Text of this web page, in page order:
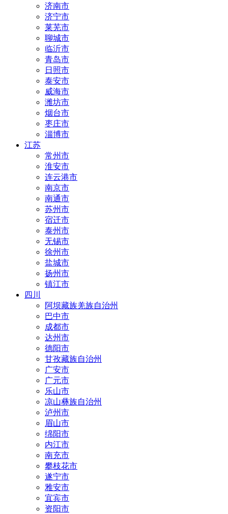
济南市
济宁市
莱芜市
聊城市
临沂市
青岛市
日照市
泰安市
威海市
潍坊市
烟台市
枣庄市
淄博市
江苏
常州市
淮安市
连云港市
南京市
南通市
苏州市
宿迁市
泰州市
无锡市
徐州市
盐城市
扬州市
镇江市
四川
阿坝藏族羌族自治州
巴中市
成都市
达州市
德阳市
甘孜藏族自治州
广安市
广元市
乐山市
凉山彝族自治州
泸州市
眉山市
绵阳市
内江市
南充市
攀枝花市
遂宁市
雅安市
宜宾市
资阳市